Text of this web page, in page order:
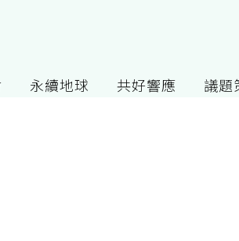
永續地球 共好響應 議題